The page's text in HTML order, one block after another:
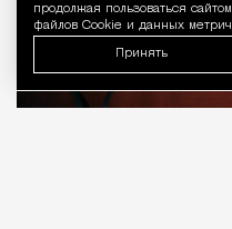
продолжая пользоваться
файлов Cookie и данных
Принять